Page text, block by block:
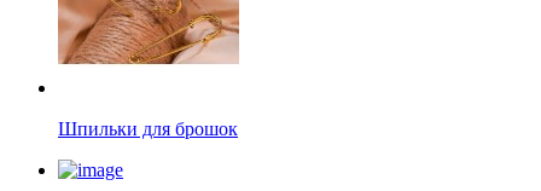
Шпильки для брошок